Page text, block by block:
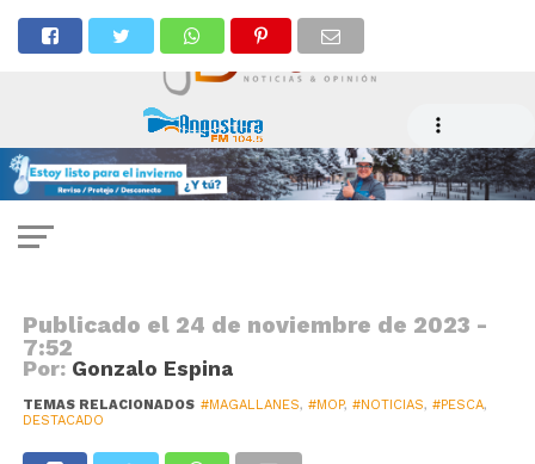
PESCA
$6 mil millones invertirán en
caleta Barranco Amarillo
Publicado el 24 de noviembre de 2023 -
7:52
Por: Gonzalo Espina
TEMAS RELACIONADOS #MAGALLANES, #MOP, #NOTICIAS, #PESCA,
DESTACADO